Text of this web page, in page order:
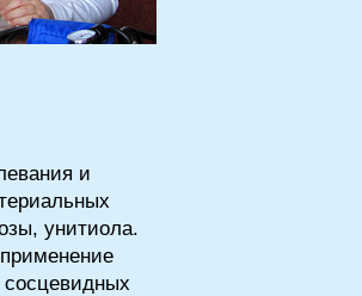
и
унитиола.
сосцевидных